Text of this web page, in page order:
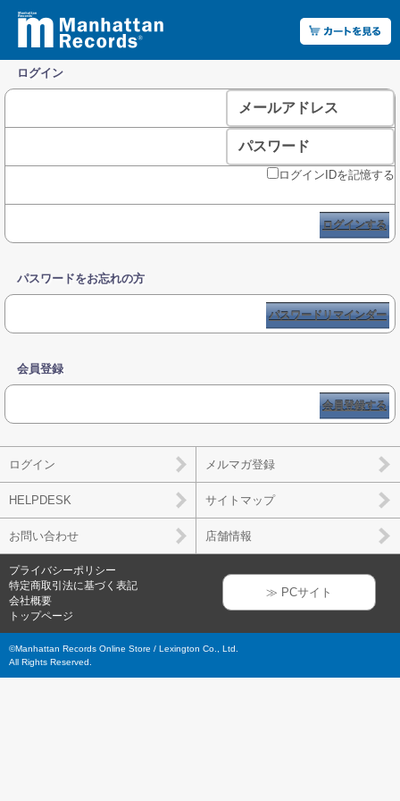
ログイン
メールアドレス
パスワード
ログインIDを記憶する
ログインする
パスワードをお忘れの方
パスワードリマインダー
会員登録
会員登録する
ログイン メルマガ登録
HELPDESK サイトマップ
お問い合わせ 店舗情報
プライバシーポリシー
特定商取引法に基づく表記
会社概要
トップページ
≫ PCサイト
©Manhattan Records Online Store / Lexington Co., Ltd.
All Rights Reserved.